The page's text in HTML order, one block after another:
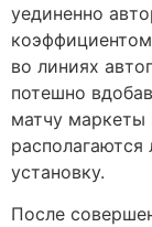
уединенно
во линиях
потешно
матчу маркеты
установку.
После